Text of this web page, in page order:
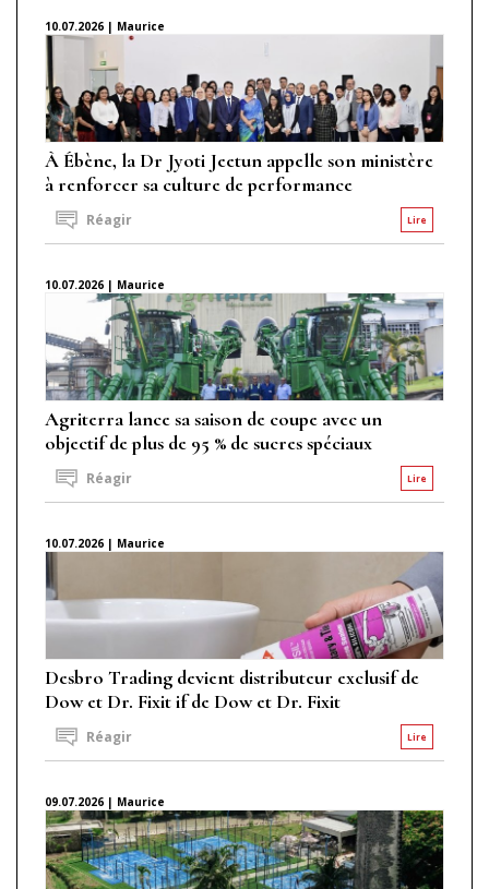
10.07.2026 | Maurice
À Ébène, la Dr Jyoti Jeetun appelle son ministère
à renforcer sa culture de performance
Lire
Réagir
10.07.2026 | Maurice
Agriterra lance sa saison de coupe avec un
objectif de plus de 95 % de sucres spéciaux
Lire
Réagir
10.07.2026 | Maurice
Desbro Trading devient distributeur exclusif de
Dow et Dr. Fixit if de Dow et Dr. Fixit
Lire
Réagir
09.07.2026 | Maurice